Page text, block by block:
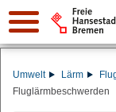
Suche:
Umwelt Lärm
Fluglärmbeschwerden